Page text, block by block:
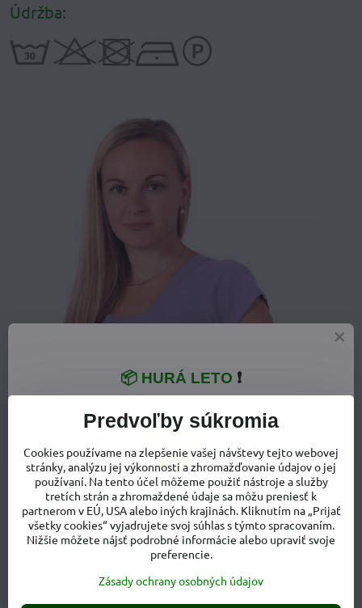
Údržba:
Predvoľby súkromia
Cookies používame na zlepšenie vašej návštevy tejto webovej
stránky, analýzu jej výkonnosti a zhromažďovanie údajov o jej
používaní. Na tento účel môžeme použiť nástroje a služby
tretích strán a zhromaždené údaje sa môžu preniesť k
partnerom v EÚ, USA alebo iných krajinách. Kliknutím na „Prijať
všetky cookies“ vyjadrujete svoj súhlas s týmto spracovaním.
Nižšie môžete nájsť podrobné informácie alebo upraviť svoje
preferencie.
Zásady ochrany osobných údajov
📦 HURÁ LETO ❗